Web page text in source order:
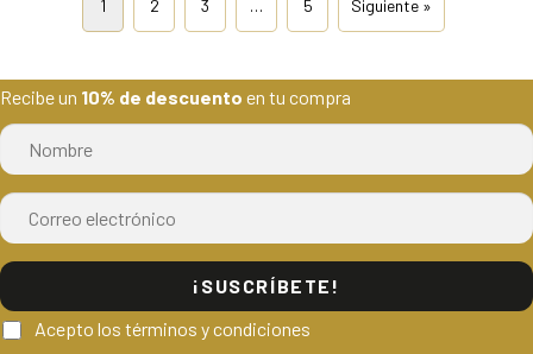
1 2 3 … 5 Siguiente »
Recibe un 10% de descuento en tu compra
¡SUSCRÍBETE!
Acepto los términos y condiciones